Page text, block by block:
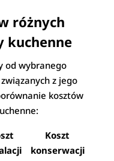
różnych
kuchenne
od wybranego
z jego
kosztów
Koszt
konserwacji